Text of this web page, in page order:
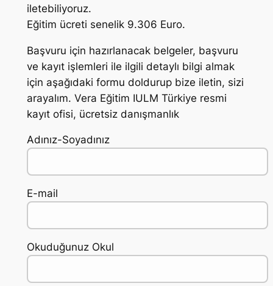
iletebiliyoruz.
Eğitim ücreti senelik 9.306 Euro.
Başvuru için hazırlanacak belgeler, başvuru
ve kayıt işlemleri ile ilgili detaylı bilgi almak
için aşağıdaki formu doldurup bize iletin, sizi
arayalım. Vera Eğitim IULM Türkiye resmi
kayıt ofisi, ücretsiz danışmanlık
Adınız-Soyadınız
E-mail
Okuduğunuz Okul